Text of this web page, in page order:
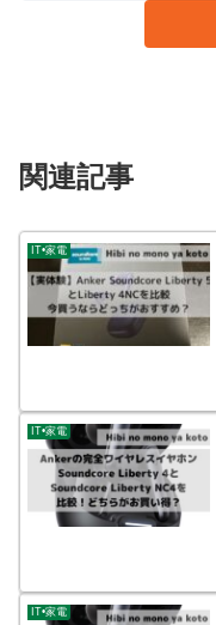
関連記事
IT•家電
IT•家電
IT•家電